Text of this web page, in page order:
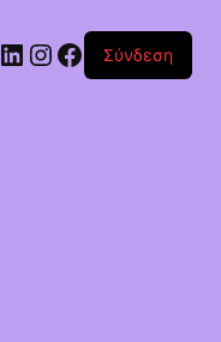
Linkedin
Instagram
Facebook
Σύνδεση